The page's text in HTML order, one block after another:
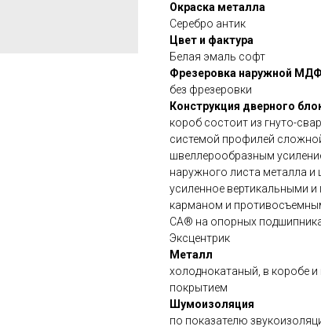
Окраска металла
Серебро антик
Цвет и фактура
Белая эмаль софт
Фрезеровка наружной
без фрезеровки
Конструкция дверного
короб состоит из гнуто-
системой профилей
швеллерообразным
наружного листа металла и
усиленное вертикальными
карманом и
СА® на опорных
Эксцентрик
Металл
холоднокатаный, в коробе
покрытием
Шумоизоляция
по показателю